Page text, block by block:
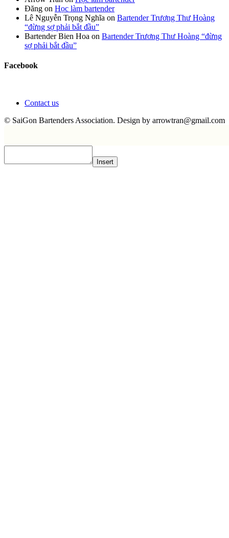
Đăng on Học làm bartender
Lê Nguyễn Trọng Nghĩa on Bartender Trương Thư Hoàng
“đừng sợ phải bắt đầu”
Bartender Bien Hoa on Bartender Trương Thư Hoàng “đừng
sợ phải bắt đầu”
Facebook
Contact us
© SaiGon Bartenders Association. Design by arrowtran@gmail.com
Insert